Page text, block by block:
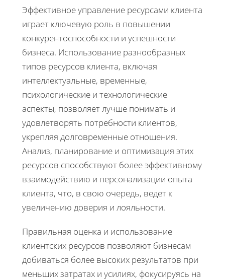
Эффективное управление ресурсами клиента
играет ключевую роль в повышении
конкурентоспособности и успешности
бизнеса. Использование разнообразных
типов ресурсов клиента, включая
интеллектуальные, временные,
психологические и технологические
аспекты, позволяет лучше понимать и
удовлетворять потребности клиентов,
укрепляя долговременные отношения.
Анализ, планирование и оптимизация этих
ресурсов способствуют более эффективному
взаимодействию и персонализации опыта
клиента, что, в свою очередь, ведет к
увеличению доверия и лояльности.
Правильная оценка и использование
клиентских ресурсов позволяют бизнесам
добиваться более высоких результатов при
меньших затратах и усилиях, фокусируясь на